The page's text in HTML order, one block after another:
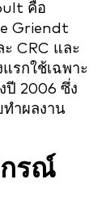
คือ
Griendt
CRC และ
รกใช้เฉพาะ
ปี 2006 ซึ่ง
ทำผลงาน
กรณ์